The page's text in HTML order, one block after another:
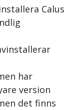
Calus
har
version
det finns